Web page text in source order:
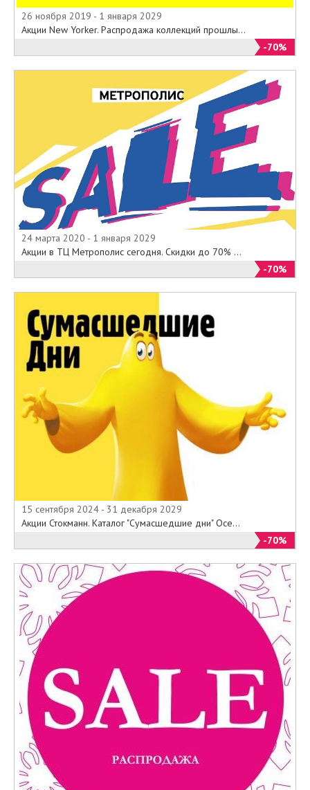
26 ноября 2019 - 1 января 2029
Акции New Yorker. Распродажа коллекций прошлы...
-70%
24 марта 2020 - 1 января 2029
Акции в ТЦ Метрополис сегодня. Скидки до 70% ...
-70%
15 сентября 2024 - 31 декабря 2029
Акции Стокманн. Каталог "Сумасшедшие дни" Осе...
-70%